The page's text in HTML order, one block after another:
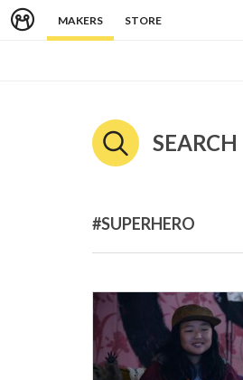
MAKERS STORE
SEARCH
#SUPERHERO